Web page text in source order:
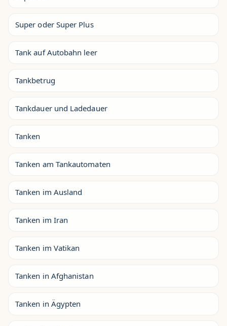
Super oder Super Plus
Tank auf Autobahn leer
Tankbetrug
Tankdauer und Ladedauer
Tanken
Tanken am Tankautomaten
Tanken im Ausland
Tanken im Iran
Tanken im Vatikan
Tanken in Afghanistan
Tanken in Ägypten